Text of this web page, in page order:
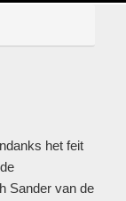
het feit
Sander van de